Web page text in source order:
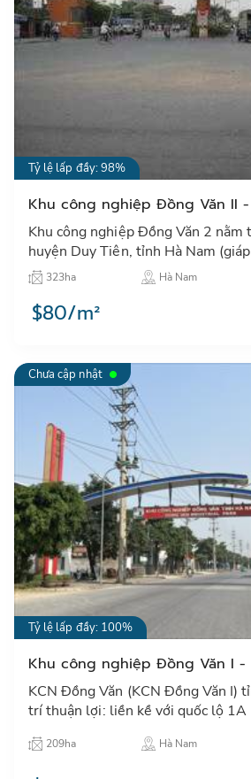
Tỷ lệ lấp đầy: 98%
Khu công nghiệp Đồng Văn II -
Khu công nghiệp Đồng Văn 2 nằm
huyện Duy Tiên, tỉnh Hà Nam
thu hút rất nhiều nhà đầu tư Nhật
đất, xưởng sản…
323ha Hà Nam
$80/m²
Chưa cập nhật
Tỷ lệ lấp đầy: 100%
Khu công nghiệp Đồng Văn I -
KCN Đồng Văn (KCN Đồng Văn I)
trí thuận lợi: liền kề với quốc lộ 1A
Nam…
209ha Hà Nam